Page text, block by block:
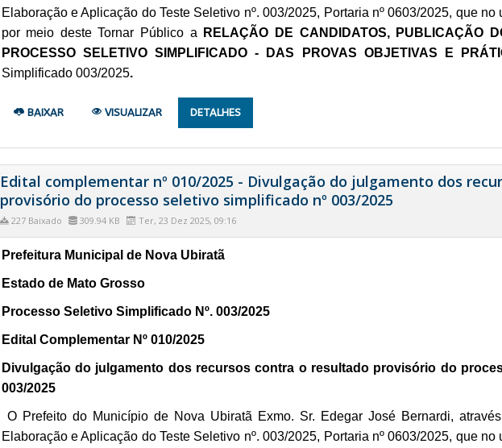
Elaboração e Aplicação do Teste Seletivo nº. 003/2025, Portaria nº 0603/2025, que
por meio deste Tornar Público a
RELAÇÃO DE CANDIDATOS, PUBLICAÇÃO
PROCESSO SELETIVO SIMPLIFICADO - DAS PROVAS OBJETIVAS E
Simplificado 003/2025.
BAIXAR VISUALIZAR DETALHES
Edital complementar nº 010/2025 - Divulgação do julgamento dos
provisório do processo seletivo simplificado nº 003/2025
227 Baixado 309.94 KB Ter, 23 Dez 2025, 09:16
Prefeitura Municipal de Nova Ubiratã
Estado de Mato Grosso
Processo Seletivo Simplificado Nº. 003/2025
Edital Complementar Nº 010/2025
Divulgação do julgamento dos recursos contra o resultado provisório do
003/2025
O Prefeito do Município de Nova Ubiratã Exmo. Sr. Edegar José Bernardi,
Elaboração e Aplicação do Teste Seletivo nº. 003/2025, Portaria nº 0603/2025, que